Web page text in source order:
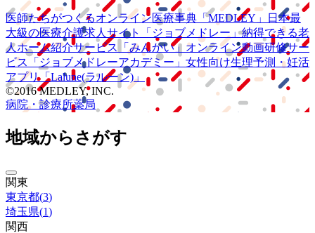
医師たちがつくるオンライン医療事典 「MEDLEY」
日本最
大級の医療介護求人サイト 「ジョブメドレー」納得できる老
人ホーム紹介サービス
「みんかい」 オンライン動画研修サー
ビス
「ジョブメドレーアカデミー」 女性向け生理予測・妊活
アプリ「Lalune(ラルーン)」
©2016 MEDLEY, INC.
病院・診療所薬局
地域からさがす
関東
東京都(3)
埼玉県(1)
関西